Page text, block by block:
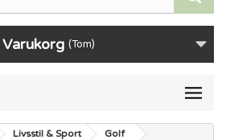
Varukorg (Tom)
Livsstil & Sport
Golf